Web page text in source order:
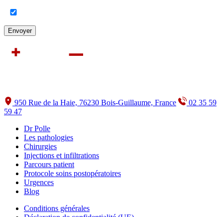
950 Rue de la Haie, 76230 Bois-Guillaume, France
02 35 59
59 47
Dr Polle
Les pathologies
Chirurgies
Injections et infiltrations
Parcours patient
Protocole soins postopératoires
Urgences
Blog
Conditions générales